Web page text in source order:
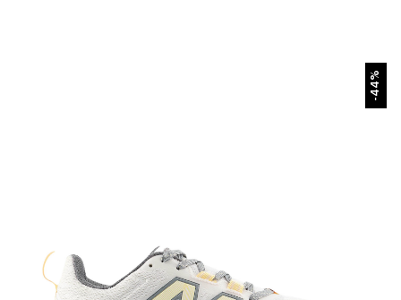
-44%